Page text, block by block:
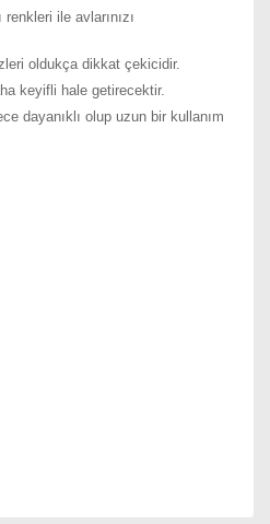
ile avlarınızı
oldukça dikkat çekicidir.
keyifli hale getirecektir.
dayanıklı olup uzun bir kullanım